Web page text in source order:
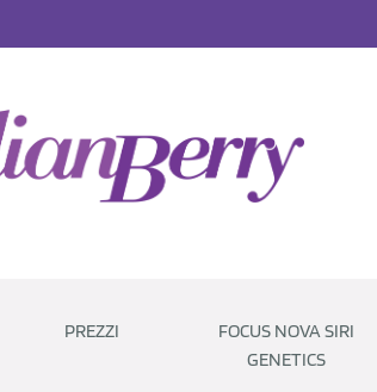
PREZZI
FOCUS NOVA SIRI
GENETICS